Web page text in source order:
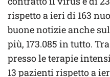
rispetto a ieri di 163
buone notizie anche
più, 173.085 in tutto.
presso le terapie
13 pazienti rispetto a